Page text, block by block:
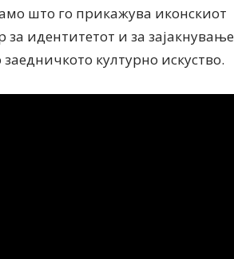
што го прикажува иконскиот
идентитетот и за зајакнување
културно искуство.